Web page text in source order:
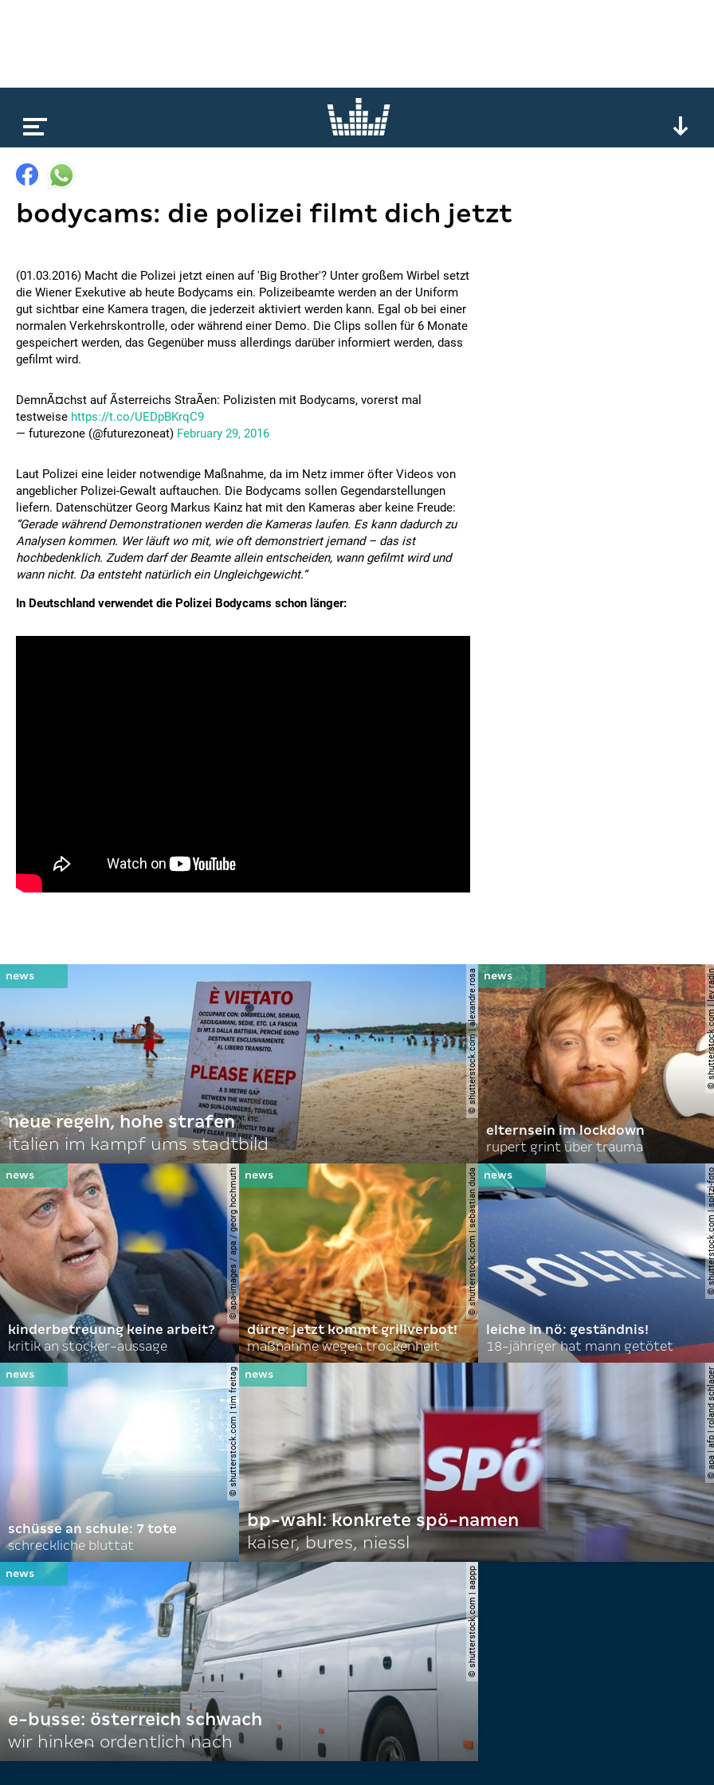
bodycams: die polizei filmt dich jetzt
(01.03.2016) Macht die Polizei jetzt einen auf 'Big Brother'? Unter großem Wirbel setzt
die Wiener Exekutive ab heute Bodycams ein. Polizeibeamte werden an der Uniform
gut sichtbar eine Kamera tragen, die jederzeit aktiviert werden kann. Egal ob bei einer
normalen Verkehrskontrolle, oder während einer Demo. Die Clips sollen für 6 Monate
gespeichert werden, das Gegenüber muss allerdings darüber informiert werden, dass
gefilmt wird.
DemnÃ¤chst auf Ãsterreichs StraÃen: Polizisten mit Bodycams, vorerst mal
testweise https://t.co/UEDpBKrqC9
— futurezone (@futurezoneat) February 29, 2016
Laut Polizei eine leider notwendige Maßnahme, da im Netz immer öfter Videos von
angeblicher Polizei-Gewalt auftauchen. Die Bodycams sollen Gegendarstellungen
liefern. Datenschützer Georg Markus Kainz hat mit den Kameras aber keine Freude:
“Gerade während Demonstrationen werden die Kameras laufen. Es kann dadurch zu
Analysen kommen. Wer läuft wo mit, wie oft demonstriert jemand – das ist
hochbedenklich. Zudem darf der Beamte allein entscheiden, wann gefilmt wird und
wann nicht. Da entsteht natürlich ein Ungleichgewicht.“
In Deutschland verwendet die Polizei Bodycams schon länger:
© shutterstock.com | alexandre.rosa
neue regeln, hohe strafen
italien im kampf ums stadtbild
©
elternsein im lockdown
rupert grint über trauma
© apa-images / apa / georg hochmuth
kinderbetreuung keine arbeit?
kritik an stocker-aussage
© shutterstock.com | sebastian duda
dürre: jetzt kommt grillverbot!
maßnahme wegen trockenheit
©
leiche in nö: geständnis!
18-jähriger hat mann getötet
© shutterstock.com | tim freitag
schüsse an schule: 7 tote
schreckliche bluttat
© apa | afp |
bp-wahl: konkrete spö-namen
kaiser, bures, niessl
© shutterstock.com | aappp
e-busse: österreich schwach
wir hinken ordentlich nach